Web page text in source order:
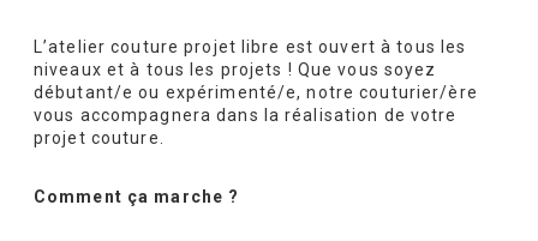
L’atelier couture projet libre est ouvert à tous les
niveaux et à tous les projets ! Que vous soyez
débutant/e ou expérimenté/e, notre couturier/ère
vous accompagnera dans la réalisation de votre
projet couture.
Comment ça marche ?